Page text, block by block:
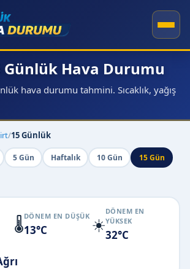
Günlük Hava Durumu
hava durumu tahmini. Sıcaklık, yağış
/15 Günlük
5 Gün Haftalık 10 Gün
15 Gün
🌡️DÖNEM EN DÜŞÜK
13°C ☀️
DÖNEM EN
YÜKSEK
32°C